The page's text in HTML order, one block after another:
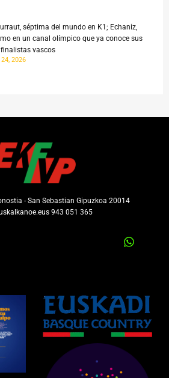
séptima del mundo en K1; Echaniz,
en un canal olímpico que ya conoce sus
vascos
2026
- San Sebastian Gipuzkoa 20014
943 051 365